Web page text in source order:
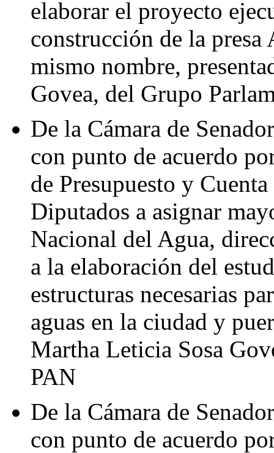
elaborar el proyecto
construcción de la
mismo nombre,
Govea, del Grupo
De la Cámara de
con punto de acuerdo
de Presupuesto y
Diputados a asignar
Nacional del Agua,
a la elaboración del
estructuras necesarias
aguas en la ciudad y
Martha Leticia Sosa
PAN
De la Cámara de
con punto de acuerdo